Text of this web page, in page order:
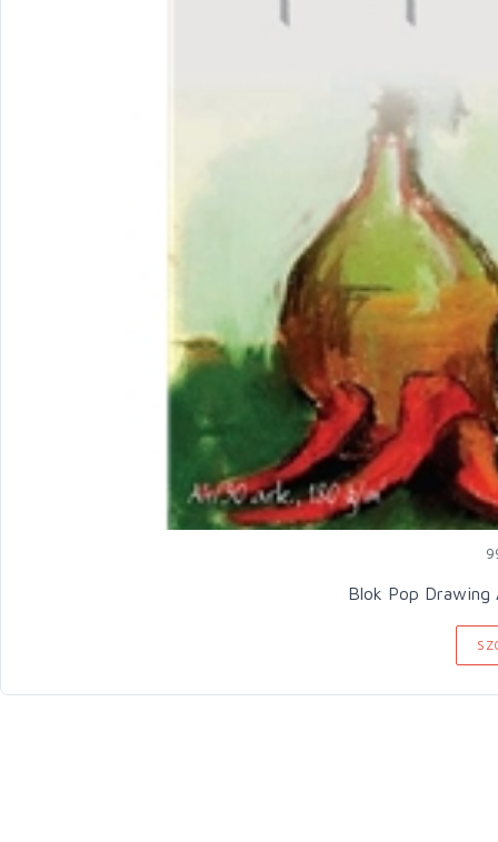
Blok Pop Drawing